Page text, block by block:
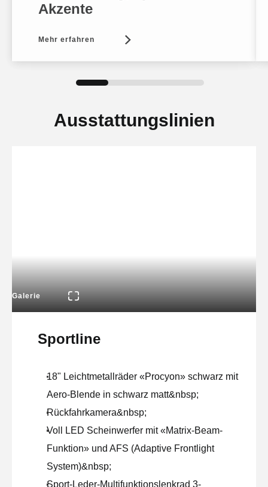
Akzente
Mehr erfahren
Ausstattungslinien
Galerie
Sportline
18" Leichtmetallräder «Procyon» schwarz mit
Aero-Blende in schwarz matt&nbsp;
Rückfahrkamera&nbsp;
Voll LED Scheinwerfer mit «Matrix-Beam-
Funktion» und AFS (Adaptive Frontlight
System)&nbsp;
Sport-Leder-Multifunktionslenkrad 3-